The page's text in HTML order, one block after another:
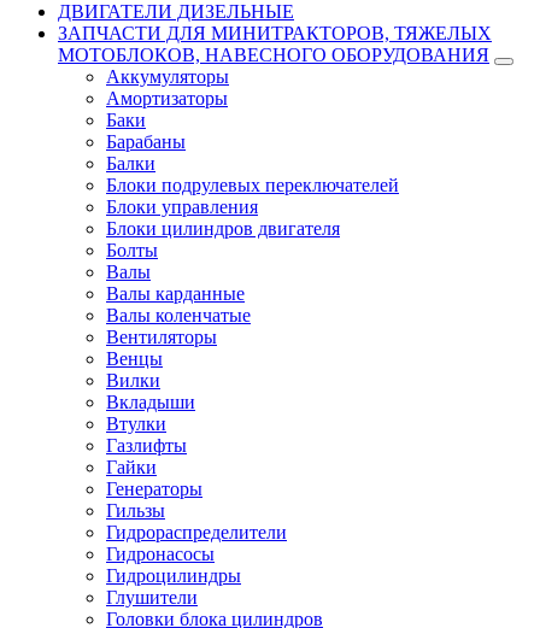
ДВИГАТЕЛИ ДИЗЕЛЬНЫЕ
ЗАПЧАСТИ ДЛЯ МИНИТРАКТОРОВ, ТЯЖЕЛЫХ
МОТОБЛОКОВ, НАВЕСНОГО ОБОРУДОВАНИЯ
Аккумуляторы
Амортизаторы
Баки
Барабаны
Балки
Блоки подрулевых переключателей
Блоки управления
Блоки цилиндров двигателя
Болты
Валы
Валы карданные
Валы коленчатые
Вентиляторы
Венцы
Вилки
Вкладыши
Втулки
Газлифты
Гайки
Генераторы
Гильзы
Гидрораспределители
Гидронасосы
Гидроцилиндры
Глушители
Головки блока цилиндров